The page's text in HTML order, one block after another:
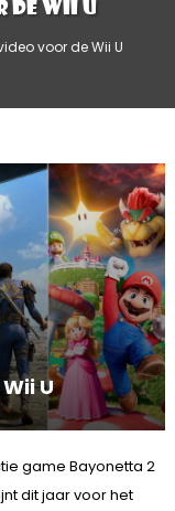
de Wii U
voor de Wii U
U
game Bayonetta 2
dit jaar voor het